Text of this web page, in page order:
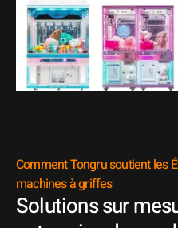
Comment Tongru soutient les
machines à griffes
Solutions sur